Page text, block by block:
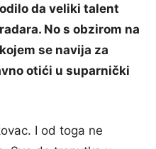
da veliki talent
No s obzirom na
se navija za
otići u suparnički
I od toga ne